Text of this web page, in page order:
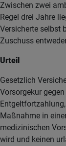
Zwischen zwei
Regel drei Jahre
Versicherte selbst
Zuschuss
Urteil
Gesetzlich
Vorsorgekur
Maßnahme in
medizinischen
wird und keinen